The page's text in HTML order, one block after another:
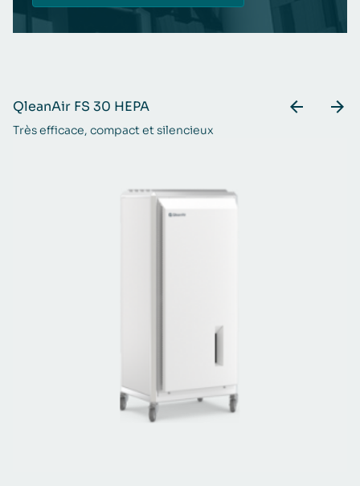
QleanAir FS 30 HEPA
Très efficace, compact et silencieux